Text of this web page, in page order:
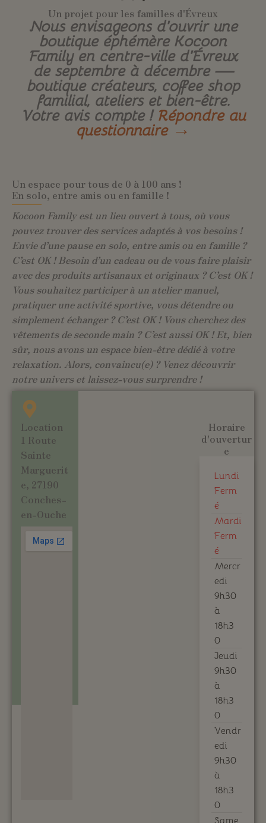
Un projet pour les familles d'Évreux
Nous envisageons d’ouvrir une
boutique éphémère Kocoon
Family en centre-ville d’Évreux
de septembre à décembre —
boutique créateurs, coffee shop
familial, ateliers et bien-être.
Votre avis compte !Répondre au
questionnaire →
Un espace pour tous de 0 à 100 ans !
En solo, entre amis ou en famille !
Kocoon Family est un lieu ouvert à tous, où vous
pouvez trouver des services adaptés à vos besoins !
Envie d’une pause en solo, entre amis ou en famille ?
C’est OK ! Besoin d’un cadeau ou de vous faire plaisir
avec des produits artisanaux et originaux ? C’est OK !
Vous souhaitez participer à un atelier manuel,
pratiquer une activité sportive, vous détendre ou
simplement échanger ? C’est OK ! Vous cherchez des
vêtements de seconde main ? C’est aussi OK ! Et, bien
sûr, nous avons un espace bien-être dédié à votre
relaxation. Alors, convaincu(e) ? Venez découvrir
notre univers et laissez-vous surprendre !
Location
1 Route
Sainte
Marguerit
e, 27190
Conches-
en-Ouche
Horaire
d'ouvertur
e
Lundi
Ferm
é
Mardi
Ferm
é
Mercr
edi
9h30
à
18h3
0
Jeudi
9h30
à
18h3
0
Vendr
edi
9h30
à
18h3
0